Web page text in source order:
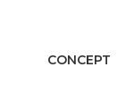
CONCEPT